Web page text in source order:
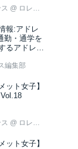
@ ロレンス編集部
報:アドレ
勤・通学を
るアドレス
編集部
ット女子】
@ ロレンス編集部
ット女子】